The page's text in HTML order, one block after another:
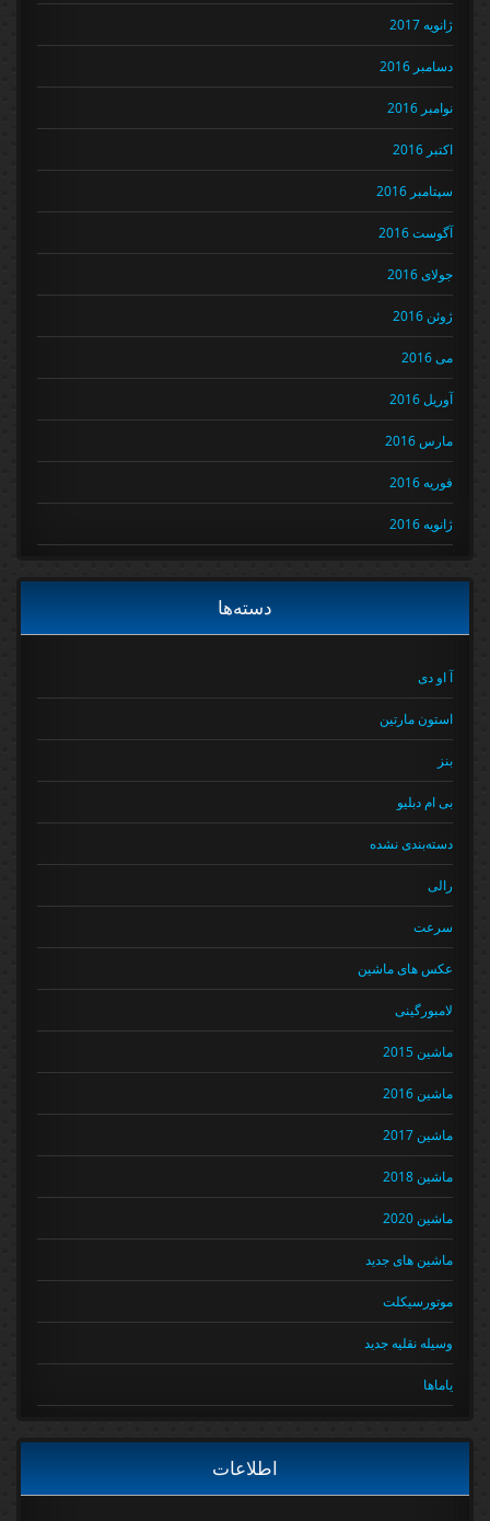
ژانویه 2017
دسامبر 2016
نوامبر 2016
اکتبر 2016
سپتامبر 2016
آگوست 2016
جولای 2016
ژوئن 2016
می 2016
آوریل 2016
مارس 2016
فوریه 2016
ژانویه 2016
دسته‌ها
آ او دی
استون مارتین
بی ام دبلیو
دسته‌بندی نشده
رالی
سرعت
عکس های ماشین
لامبورگینی
ماشین 2015
ماشین 2016
ماشین 2017
ماشین 2018
ماشین 2020
ماشین های جدید
موتورسیکلت
وسیله نقلیه جدید
یاماها
اطلاعات